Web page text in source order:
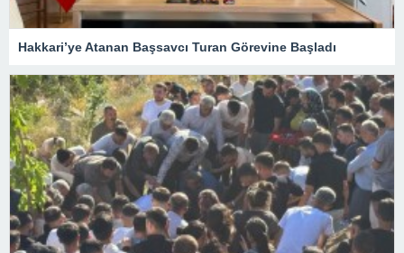
Hakkari’ye Atanan Başsavcı Turan Görevine Başladı